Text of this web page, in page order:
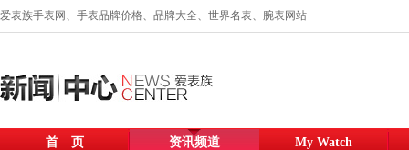
爱表族手表网、手表品牌价格、品牌大全、世界名表、腕表网站
首 页 资讯频道 My Watch